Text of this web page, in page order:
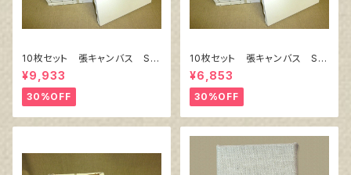
10枚セット 張キャンバス Sn
owWhite SPC（綿・ポリエステ
ル）F8 455㎜×380㎜
¥9,933
30%OFF
10枚セット 張キャンバス Sn
owWhite SPC（綿・ポリエステ
ル）F4 333㎜×242㎜
¥6,853
30%OFF